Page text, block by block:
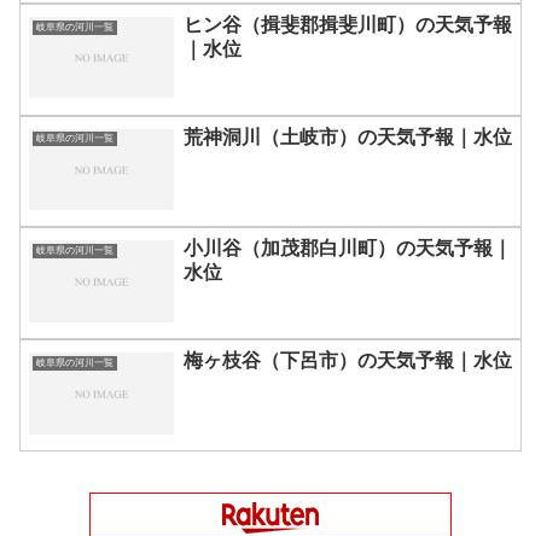
岐阜県の河川一覧
ヒン谷（揖斐郡揖斐川町）の天気予報
｜水位
岐阜県の河川一覧 荒神洞川（土岐市）の天気予報｜水位
岐阜県の河川一覧
小川谷（加茂郡白川町）の天気予報｜
水位
岐阜県の河川一覧 梅ヶ枝谷（下呂市）の天気予報｜水位